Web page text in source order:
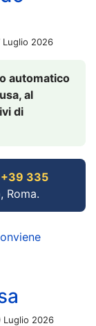
Luglio 2026
automatico
al
di
+39 335
Roma.
Luglio 2026